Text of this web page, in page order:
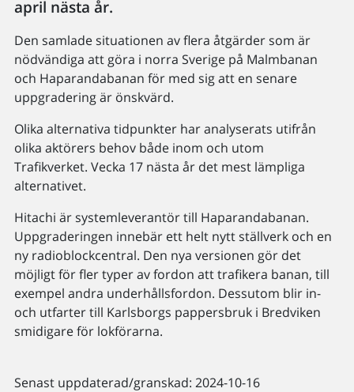
april nästa år.
Den samlade situationen av flera åtgärder som är
nödvändiga att göra i norra Sverige på Malmbanan
och Haparandabanan för med sig att en senare
uppgradering är önskvärd.
Olika alternativa tidpunkter har analyserats utifrån
olika aktörers behov både inom och utom
Trafikverket. Vecka 17 nästa år det mest lämpliga
alternativet.
Hitachi är systemleverantör till Haparandabanan.
Uppgraderingen innebär ett helt nytt ställverk och en
ny radioblockcentral. Den nya versionen gör det
möjligt för fler typer av fordon att trafikera banan, till
exempel andra underhållsfordon. Dessutom blir in-
och utfarter till Karlsborgs pappersbruk i Bredviken
smidigare för lokförarna.
Senast uppdaterad/granskad: 2024-10-16